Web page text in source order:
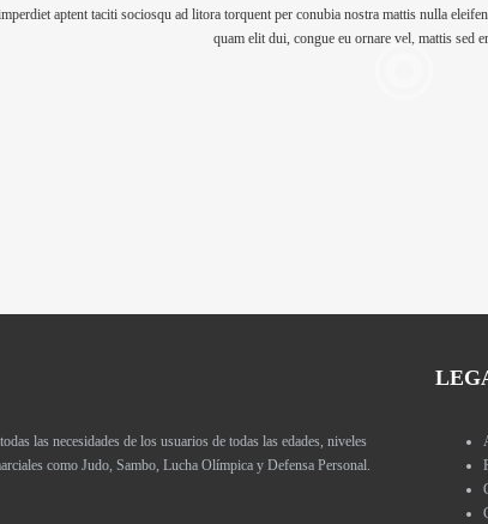
aptent taciti sociosqu ad litora torquent per conubia nostra mattis nulla
quam elit dui, congue eu ornare vel, mattis sed
las necesidades de los usuarios de todas las edades, niveles
como Judo, Sambo, Lucha Olímpica y Defensa Personal.